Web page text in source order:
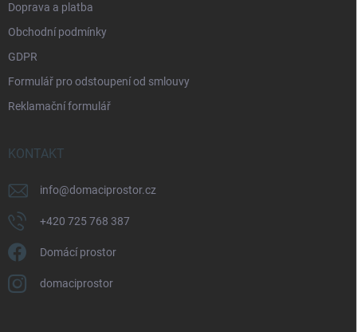
Doprava a platba
Obchodní podmínky
GDPR
Formulář pro odstoupení od smlouvy
Reklamační formulář
KONTAKT
info@domaciprostor.cz
+420 725 768 387
Domácí prostor
domaciprostor